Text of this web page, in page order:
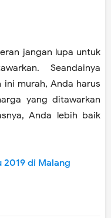
jangan lupa untuk
Seandainya
murah, Anda harus
yang ditawarkan
Anda lebih baik
2019 di Malang